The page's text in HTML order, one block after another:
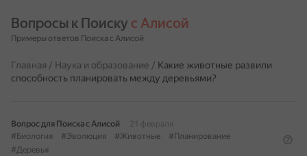
Вопросы к Поиску с Алисой
Примеры ответов Поиска с Алисой
Главная / Наука и образование / Какие животные развили
способность планировать между деревьями?
Вопрос для Поиска с Алисой
21 февраля
#Биология
#Эволюция #Животные
#Планирование
#Деревья